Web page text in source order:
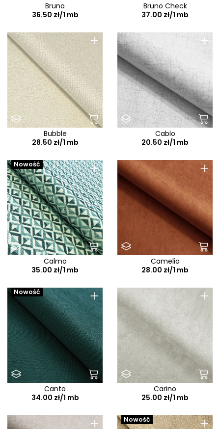
Bruno
36.50 zł/1 mb
Bruno Check
37.00 zł/1 mb
+
Bubble
28.50 zł/1 mb
+
Cablo
20.50 zł/1 mb
+
Nowość
Calmo
35.00 zł/1 mb
+
Camelia
28.00 zł/1 mb
+
Nowość
Canto
34.00 zł/1 mb
+
Carino
25.00 zł/1 mb
+ +
Nowość